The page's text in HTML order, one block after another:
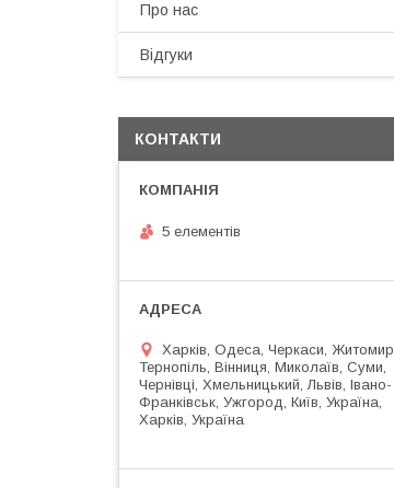
Про нас
Відгуки
КОНТАКТИ
5 елементів
Харків, Одеса, Черкаси, Житомир,
Тернопіль, Вінниця, Миколаїв, Суми,
Чернівці, Хмельницький, Львів, Івано-
Франківськ, Ужгород, Київ, Україна,
Харків, Україна